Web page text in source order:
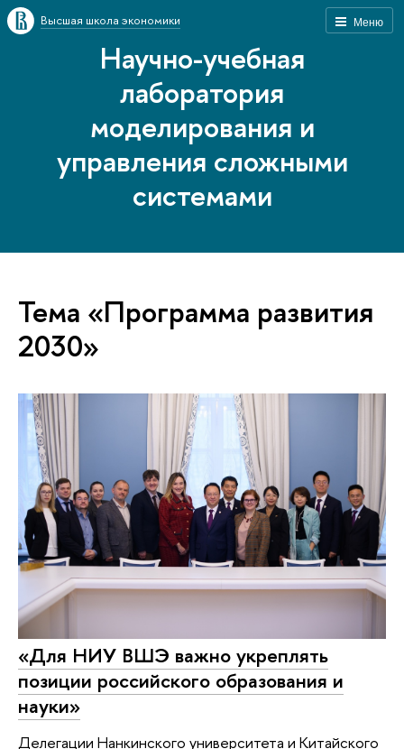
Меню
Высшая школа экономики
Научно-учебная
лаборатория
моделирования и
управления сложными
системами
Тема «Программа развития
2030»
«Для НИУ ВШЭ важно укреплять
позиции российского образования и
науки»
Делегации Нанкинского университета и Китайского